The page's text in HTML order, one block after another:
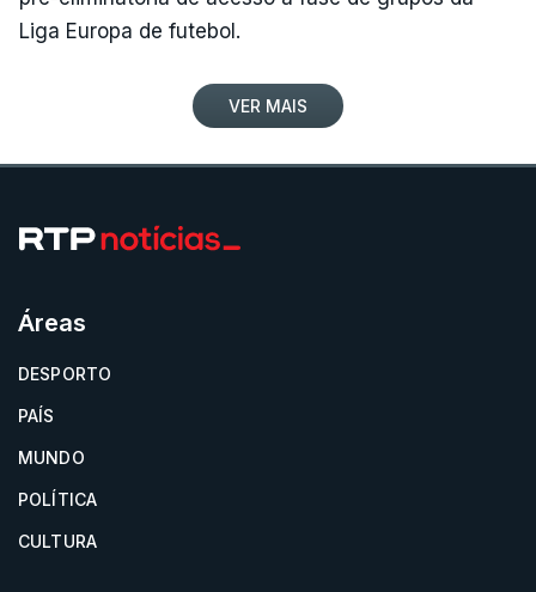
Liga Europa de futebol.
VER MAIS
Áreas
DESPORTO
PAÍS
MUNDO
POLÍTICA
CULTURA